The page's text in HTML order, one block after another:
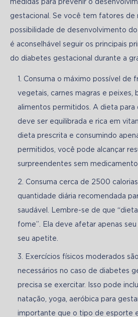
medidas para prevenir o
gestacional. Se você tem fatores de
possibilidade de desenvolvimento do
é aconselhável seguir os principais
do diabetes gestacional durante a
Consuma o máximo possível de
vegetais, carnes magras e peixes,
alimentos permitidos. A dieta para
deve ser equilibrada e rica em
dieta prescrita e consumindo
permitidos, você pode alcançar
surpreendentes sem
Consuma cerca de 2500
quantidade diária recomendada
saudável. Lembre-se de que
fome”. Ela deve afetar apenas
seu apetite.
Exercícios físicos moderados
necessários no caso de diabetes
precisa se exercitar. Isso pode
natação, yoga, aeróbica para
importante que o tipo de esporte